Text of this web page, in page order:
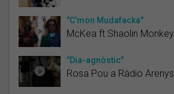
"C'mon Mudafacka"
McKea ft Shaolin Monkey
"Dia-agnòstic"
Rosa Pou a Ràdio Arenys